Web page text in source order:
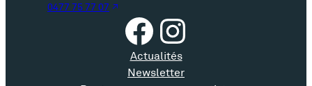
0477 75 77 07
Facebook Instagram
Actualités
Newsletter